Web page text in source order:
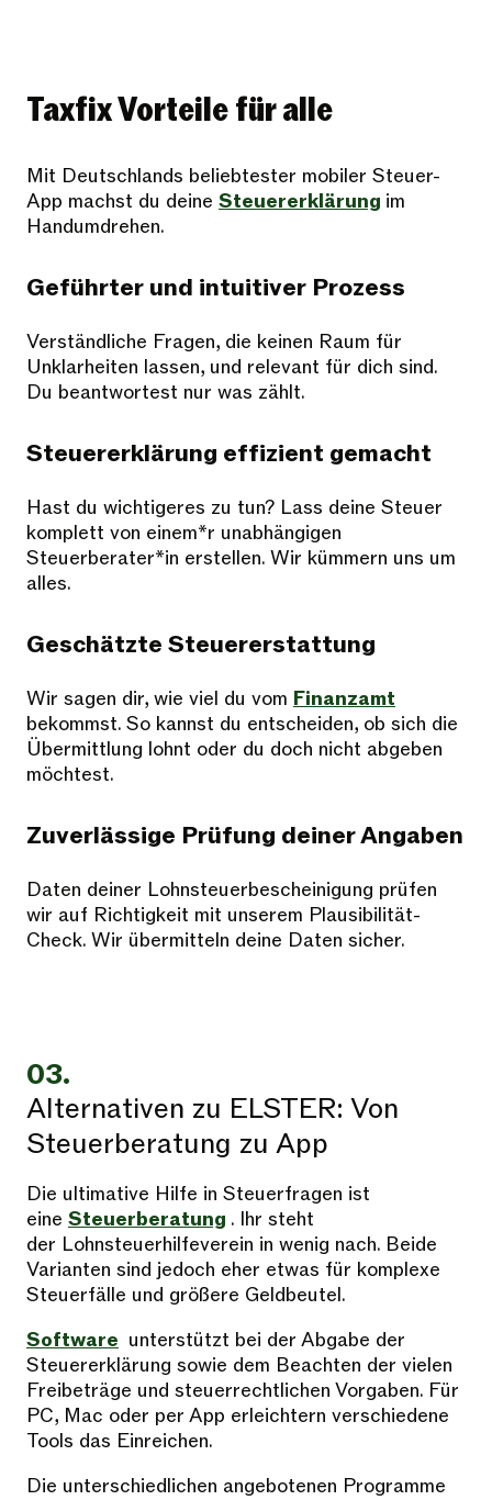
Taxfix Vorteile für alle
Mit Deutschlands beliebtester mobiler Steuer-
App machst du deine Steuererklärung im
Handumdrehen.
Geführter und intuitiver Prozess
Verständliche Fragen, die keinen Raum für
Unklarheiten lassen, und relevant für dich sind.
Du beantwortest nur was zählt.
Steuererklärung effizient gemacht
Hast du wichtigeres zu tun? Lass deine Steuer
komplett von einem*r unabhängigen
Steuerberater*in erstellen. Wir kümmern uns um
alles.
Geschätzte Steuererstattung​
Wir sagen dir, wie viel du vom Finanzamt
bekommst. So kannst du entscheiden, ob sich die
Übermittlung lohnt oder du doch nicht abgeben
möchtest.
Zuverlässige Prüfung​ deiner Angaben
Daten deiner Lohnsteuerbescheinigung prüfen
wir auf Richtigkeit mit unserem Plausibilität-
Check. Wir übermitteln deine Daten sicher.
03.
Alternativen zu ELSTER: Von
Steuerberatung zu App
Die ultimative Hilfe in Steuerfragen ist
eine Steuerberatung . Ihr steht
der Lohnsteuerhilfeverein in wenig nach. Beide
Varianten sind jedoch eher etwas für komplexe
Steuerfälle und größere Geldbeutel.
Software unterstützt bei der Abgabe der
Steuererklärung sowie dem Beachten der vielen
Freibeträge und steuerrechtlichen Vorgaben. Für
PC, Mac oder per App erleichtern verschiedene
Tools das Einreichen.
Die unterschiedlichen angebotenen Programme